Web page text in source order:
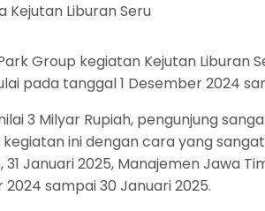
Kejutan Liburan Seru
Group kegiatan Kejutan
pada tanggal 1 Desember 2024
3 Milyar Rupiah, pengunjung
ini dengan cara yang
31 Januari 2025, Manajemen
sampai 30 Januari 2025.